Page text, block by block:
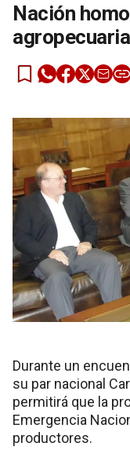
Nación
agropecuaria
Durante un
su par nacional
permitirá que la
Emergencia
productores.